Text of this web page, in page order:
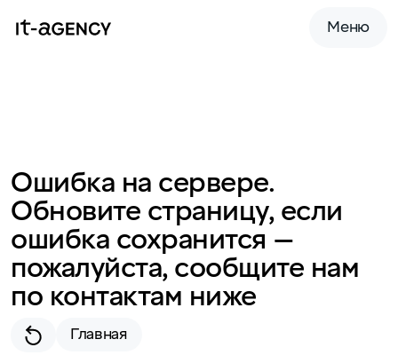
Меню
Ошибка на сервере.
Обновите страницу, если
ошибка сохранится —
пожалуйста, сообщите нам
по контактам ниже
Главная